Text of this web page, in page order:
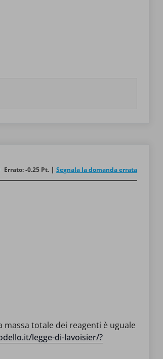
Errato: -0.25 Pt. Segnala la domanda errata
massa totale dei reagenti è uguale
legge-di-lavoisier/?